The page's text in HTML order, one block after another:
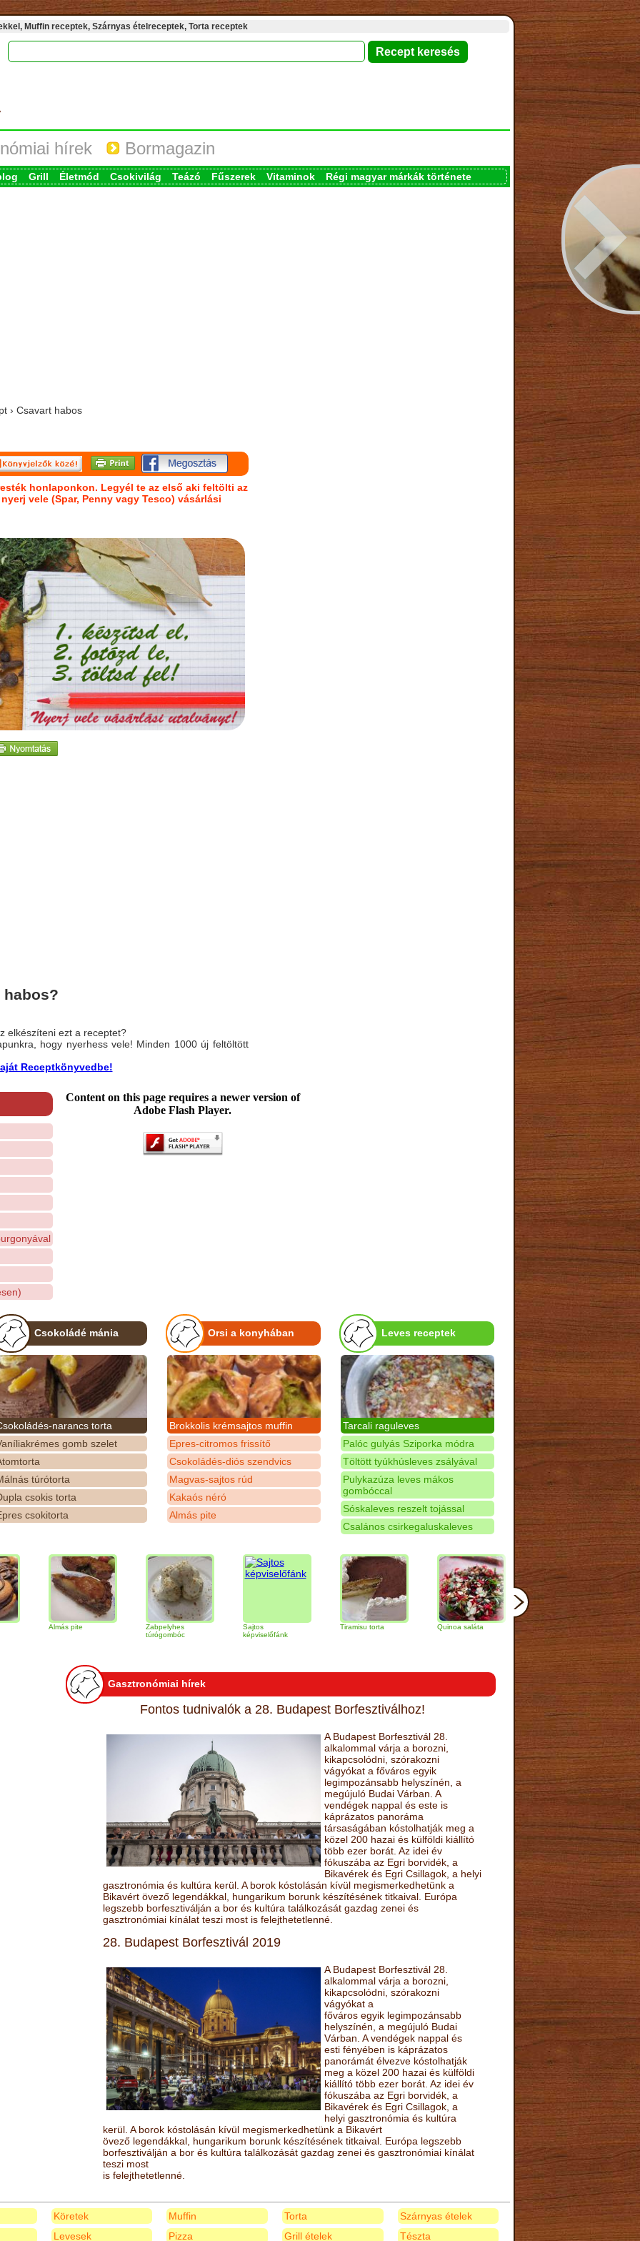
Muffin receptek, Szárnyas ételreceptek, Torta receptek
hírek Bormagazin
Grill Életmód Csokivilág Teázó Fűszerek Vitaminok Régi magyar márkák története
› Csavart habos
honlaponkon. Legyél te az első aki feltölti az
vele (Spar, Penny vagy Tesco) vásárlási
habos?
elkészíteni ezt a receptet?
hogy nyerhess vele! Minden 1000 új feltöltött
Receptkönyvedbe!
Content on this page requires a newer version of
Adobe Flash Player.
Csokoládé mánia
narancs torta
gomb szelet
túrótorta
csokis torta
csokitorta
Orsi a konyhában
Brokkolis krémsajtos muffin
Epres-citromos frissítő
Csokoládés-diós szendvics
Magvas-sajtos rúd
Kakaós néró
Almás pite
Leves receptek
Tarcali raguleves
Palóc gulyás Sziporka módra
Töltött tyúkhúsleves zsályával
Pulykazúza leves mákos
gombóccal
Sóskaleves reszelt tojással
Csalános csirkegaluskaleves
Zabpelyhes
túrógombóc
képviselőfánk
Tiramisu torta Quinoa saláta Mandulás kifli
Csokoládés-
narancs torta
Gasztronómiai hírek
Fontos tudnivalók a 28. Budapest Borfesztiválhoz!
A Budapest Borfesztivál 28.
alkalommal várja a borozni,
kikapcsolódni, szórakozni
vágyókat a főváros egyik
legimpozánsabb helyszínén, a
megújuló Budai Várban. A
vendégek nappal és este is
káprázatos panoráma
társaságában kóstolhatják meg a
közel 200 hazai és külföldi kiállító
több ezer borát. Az idei év
fókuszába az Egri borvidék, a
Bikavérek és Egri Csillagok, a helyi
gasztronómia és kultúra kerül. A borok kóstolásán kívül megismerkedhetünk a
Bikavért övező legendákkal, hungarikum borunk készítésének titkaival. Európa
legszebb borfesztiválján a bor és kultúra találkozását gazdag zenei és
gasztronómiai kínálat teszi most is felejthetetlenné.
28. Budapest Borfesztivál 2019
A Budapest Borfesztivál 28.
alkalommal várja a borozni,
kikapcsolódni, szórakozni
vágyókat a
főváros egyik legimpozánsabb
helyszínén, a megújuló Budai
Várban. A vendégek nappal és
esti fényében is káprázatos
panorámát élvezve kóstolhatják
meg a közel 200 hazai és külföldi
kiállító több ezer borát. Az idei év
fókuszába az Egri borvidék, a
Bikavérek és Egri Csillagok, a
helyi gasztronómia és kultúra
kerül. A borok kóstolásán kívül megismerkedhetünk a Bikavért
övező legendákkal, hungarikum borunk készítésének titkaival. Európa legszebb
borfesztiválján a bor és kultúra találkozását gazdag zenei és gasztronómiai kínálat
teszi most
is felejthetetlenné.
Köretek
Levesek
Muffin
Pizza
Torta
Grill ételek
Szárnyas ételek
Tészta